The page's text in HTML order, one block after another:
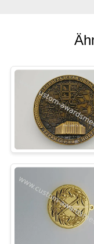
PRIVACY
POLICY